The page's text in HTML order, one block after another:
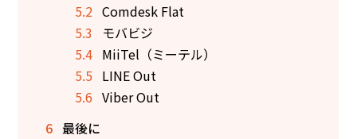
5.2 Comdesk Flat
5.3
モバビジ
5.4 MiiTel（ミーテル）
5.5 LINE Out
5.6 Viber Out
6 最後に